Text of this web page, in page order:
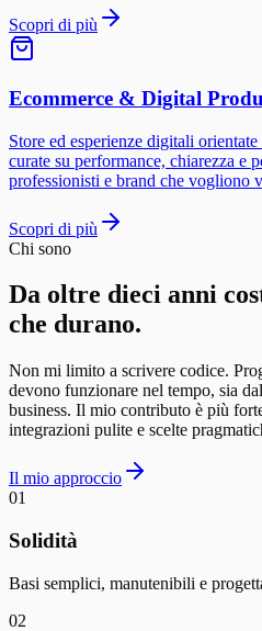
Scopri di più
Ecommerce & Digital
Store ed esperienze digitali
curate su performance, chiarezza e
professionisti e brand che vogliono
Scopri di più
Chi sono
Da oltre dieci anni
che durano.
Non mi limito a scrivere codice.
devono funzionare nel tempo, sia
business. Il mio contributo è più
integrazioni pulite e scelte
Il mio approccio
01
Solidità
Basi semplici, manutenibili e
02